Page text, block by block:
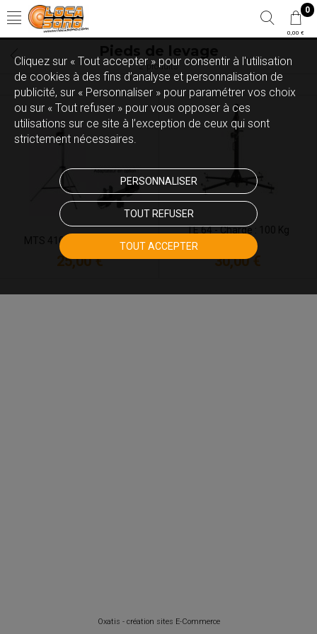
0
0,00 €
2 produits
MTS 410 - Charge : 80 Kg
25,00 €
TE 64 - Charge : 100 Kg
30,00 €
Cliquez sur « Tout accepter » pour consentir à l'utilisation
de cookies à des fins d’analyse et personnalisation de
publicité, sur « Personnaliser » pour paramétrer vos choix
ou sur « Tout refuser » pour vous opposer à ces
utilisations sur ce site à l’exception de ceux qui sont
strictement nécessaires.
PERSONNALISER
TOUT REFUSER
TOUT ACCEPTER
Oxatis - création sites E-Commerce